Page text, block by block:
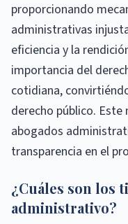
proporcionando
administrativas
eficiencia y la
importancia del
cotidiana,
derecho público.
abogados
transparencia en el
¿Cuáles son los
administrativo?